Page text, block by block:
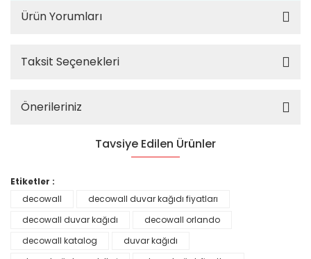
Ürün Yorumları
Taksit Seçenekleri
Önerileriniz
Tavsiye Edilen Ürünler
Etiketler :
decowall
decowall duvar kağıdı fiyatları
decowall duvar kağıdı
decowall orlando
decowall katalog
duvar kağıdı